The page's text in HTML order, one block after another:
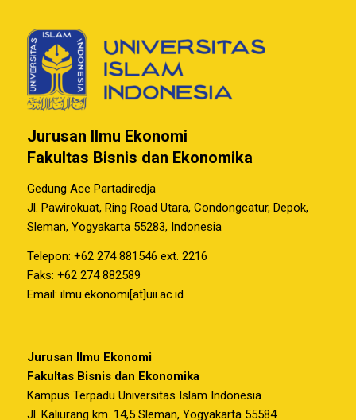
Jurusan Ilmu Ekonomi
Fakultas Bisnis dan Ekonomika
Gedung Ace Partadiredja
Jl. Pawirokuat, Ring Road Utara, Condongcatur, Depok,
Sleman, Yogyakarta 55283, Indonesia
Telepon: +62 274 881546 ext. 2216
Faks: +62 274 882589
Email: ilmu.ekonomi[at]uii.ac.id
Jurusan Ilmu Ekonomi
Fakultas Bisnis dan Ekonomika
Kampus Terpadu Universitas Islam Indonesia
Jl. Kaliurang km. 14,5 Sleman, Yogyakarta 55584